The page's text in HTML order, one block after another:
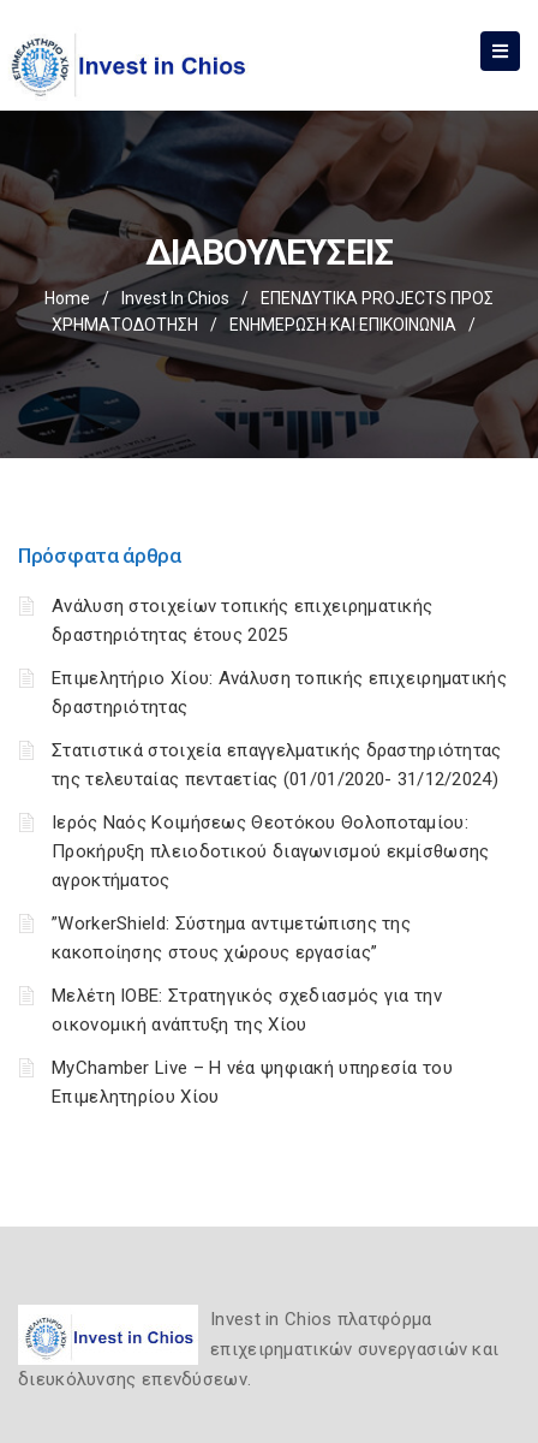
ΔΙΑΒΟΥΛΕΥΣΕΙΣ
Home / Invest In Chios /
ΕΠΕΝΔΥΤΙΚΑ PROJECTS ΠΡΟΣ
ΧΡΗΜΑΤΟΔΟΤΗΣΗ
/ ΕΝΗΜΕΡΩΣΗ ΚΑΙ ΕΠΙΚΟΙΝΩΝΙΑ /
Πρόσφατα άρθρα
Ανάλυση στοιχείων τοπικής επιχειρηματικής
δραστηριότητας έτους 2025
Επιμελητήριο Χίου: Aνάλυση τοπικής επιχειρηματικής
δραστηριότητας
Στατιστικά στοιχεία επαγγελματικής δραστηριότητας
της τελευταίας πενταετίας (01/01/2020- 31/12/2024)
Ιερός Ναός Κοιμήσεως Θεοτόκου Θολοποταμίου:
Προκήρυξη πλειοδοτικού διαγωνισμού εκμίσθωσης
αγροκτήματος
”WorkerShield: Σύστημα αντιμετώπισης της
κακοποίησης στους χώρους εργασίας”
Μελέτη ΙΟΒΕ: Στρατηγικός σχεδιασμός για την
οικονομική ανάπτυξη της Χίου
MyChamber Live – Η νέα ψηφιακή υπηρεσία του
Επιμελητηρίου Χίου
Invest in Chios πλατφόρμα
επιχειρηματικών συνεργασιών και
διευκόλυνσης επενδύσεων.